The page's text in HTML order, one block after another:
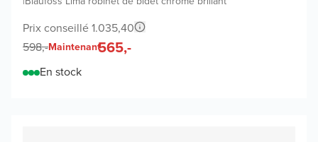
Prix conseillé 1.035,40
598,-Maintenant565,-
En stock